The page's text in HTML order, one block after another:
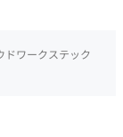
ドワークステック